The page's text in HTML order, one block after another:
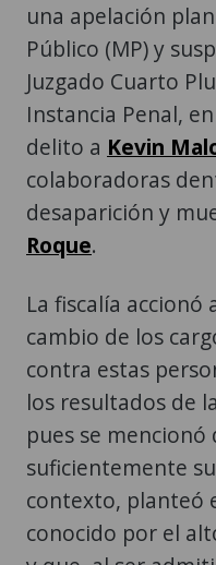
una apelación
Público (MP) y
Juzgado Cuarto
Instancia Penal,
delito a Kevin
colaboradoras
desaparición y
Roque.
La fiscalía accionó
cambio de los
contra estas
los resultados de
pues se mencionó
suficientemente
contexto, planteó
conocido por el